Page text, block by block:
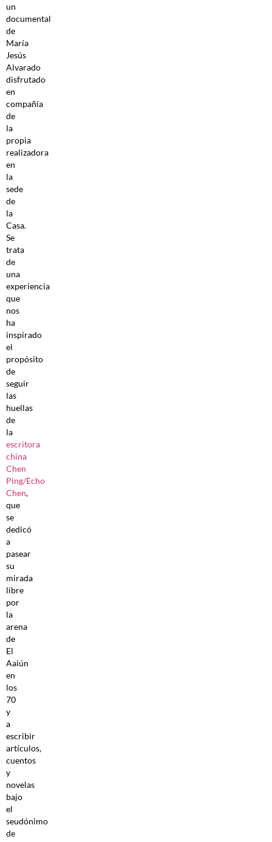
un
documental
de
María
Jesús
Alvarado
disfrutado
en
compañía
de
la
propia
realizadora
en
la
sede
de
la
Casa.
Se
trata
de
una
experiencia
que
nos
ha
inspirado
el
propósito
de
seguir
las
huellas
de
la
escritora
china
Chen
Ping/Echo
Chen,
que
se
dedicó
a
pasear
su
mirada
libre
por
la
arena
de
El
Aaiún
en
los
70
y
a
escribir
artículos,
cuentos
y
novelas
bajo
el
seudónimo
de